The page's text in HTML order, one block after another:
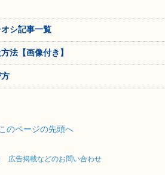
シ記事一覧
法【画像付き】
このページの先頭へ
広告掲載などのお問い合わせ